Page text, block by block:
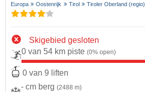
Europa Oostenrijk Tirol Tiroler Oberland (regio)
Skigebied gesloten
0 van 54 km piste (0% open)
0 van 9 liften
- cm berg (2488 m)